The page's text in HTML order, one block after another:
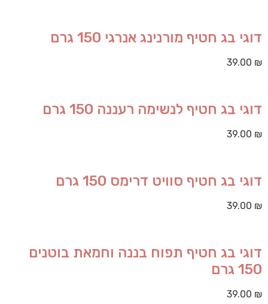
דוגי בג חטיף מורנינג אנרגי 150 גרם
39.00 ₪
דוגי בג חטיף לנשימה רעננה 150 גרם
39.00 ₪
דוגי בג חטיף סוויט דרימס 150 גרם
39.00 ₪
דוגי בג חטיף תפוח בננה וחמאת בוטנים
150 גרם
39.00 ₪